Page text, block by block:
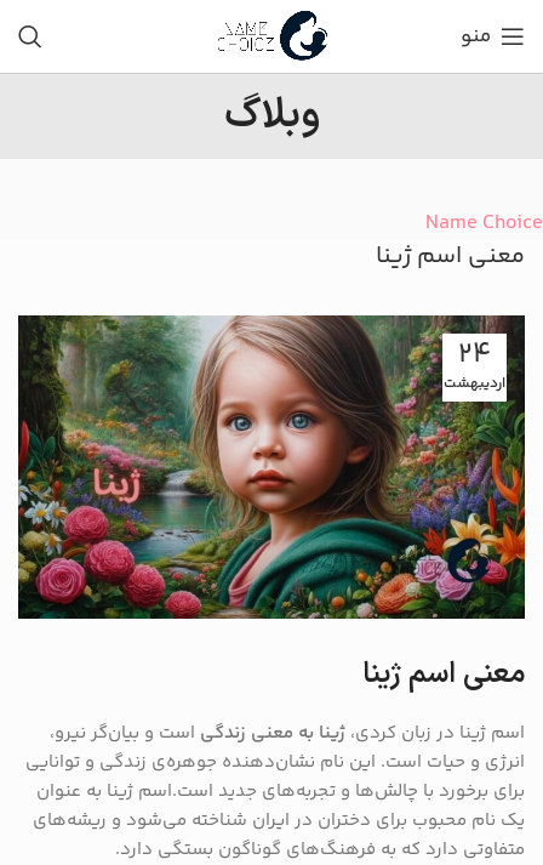
منو
وبلاگ
Name Choice
معنی اسم ژینا
24
اردیبهشت
معنی اسم ژینا
اسم ژینا در زبان کردی، ژینا به معنی زندگی است و بیان‌گر نیرو،
انرژی و حیات است. این نام نشان‌دهنده جوهره‌ی زندگی و توانایی
برای برخورد با چالش‌ها و تجربه‌های جدید است.اسم ژینا به عنوان
یک نام محبوب برای دختران در ایران شناخته می‌شود و ریشه‌های
متفاوتی دارد که به فرهنگ‌های گوناگون بستگی دارد.